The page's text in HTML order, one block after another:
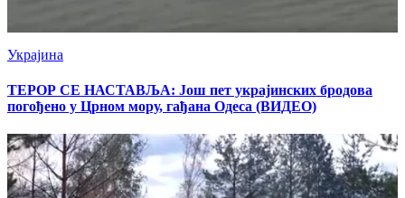
Украјина
ТЕРОР СЕ НАСТАВЉА: Још пет украјинских бродова
погођено у Црном мору, гађана Одеса (ВИДЕО)